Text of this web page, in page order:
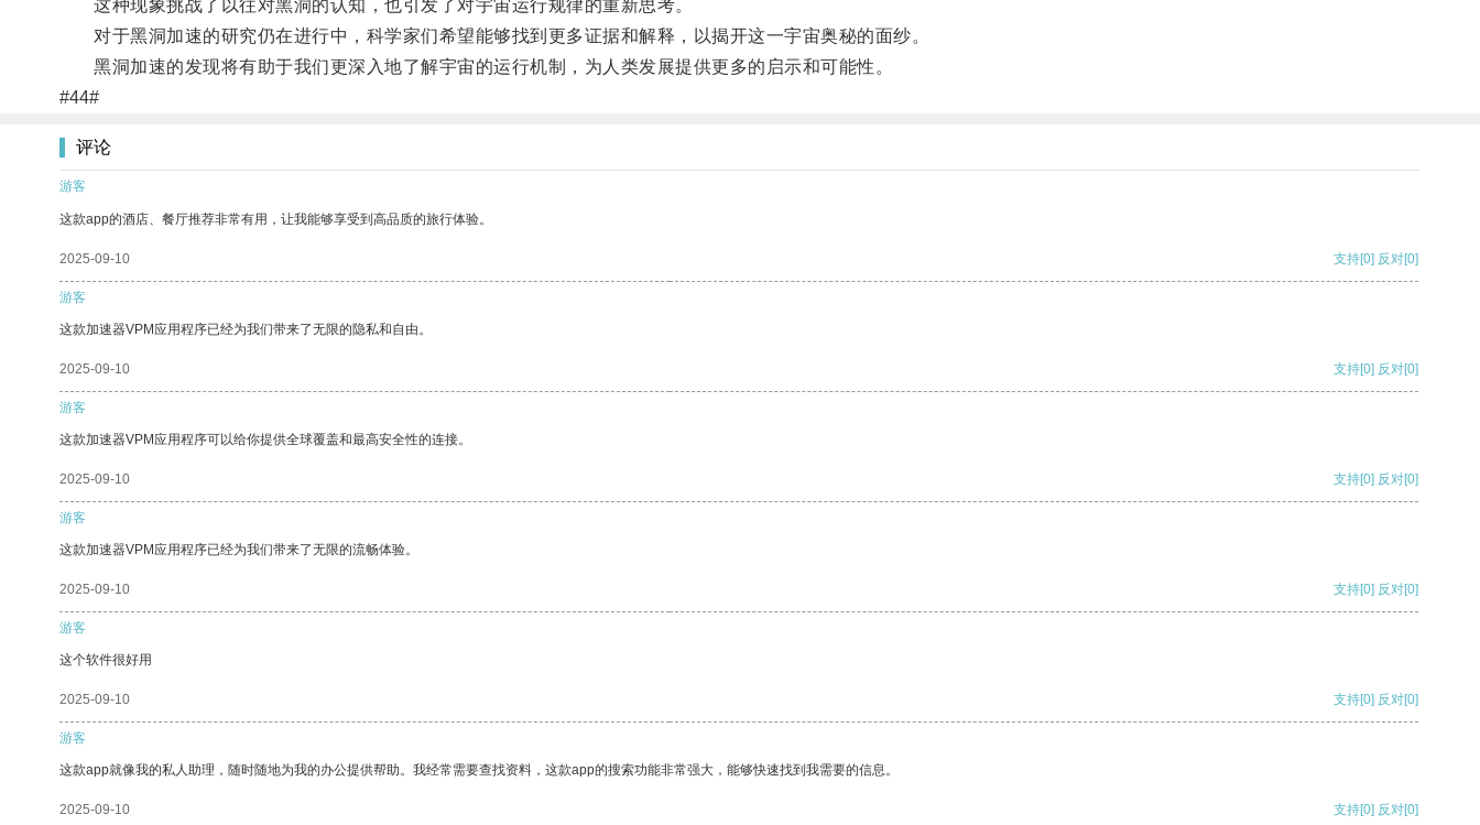
这种现象挑战了以往对黑洞的认知，也引发了对宇宙运行规律的重新思考。
对于黑洞加速的研究仍在进行中，科学家们希望能够找到更多证据和解释，以揭开这一宇宙奥秘的面纱。
黑洞加速的发现将有助于我们更深入地了解宇宙的运行机制，为人类发展提供更多的启示和可能性。
#44#
评论
游客
这款app的酒店、餐厅推荐非常有用，让我能够享受到高品质的旅行体验。
2025-09-10 支持[0] 反对[0]
游客
这款加速器VPM应用程序已经为我们带来了无限的隐私和自由。
2025-09-10 支持[0] 反对[0]
游客
这款加速器VPM应用程序可以给你提供全球覆盖和最高安全性的连接。
2025-09-10 支持[0] 反对[0]
游客
这款加速器VPM应用程序已经为我们带来了无限的流畅体验。
2025-09-10 支持[0] 反对[0]
游客
这个软件很好用
2025-09-10 支持[0] 反对[0]
游客
这款app就像我的私人助理，随时随地为我的办公提供帮助。我经常需要查找资料，这款app的搜索功能非常强大，能够快速找到我需要的信息。
2025-09-10 支持[0] 反对[0]